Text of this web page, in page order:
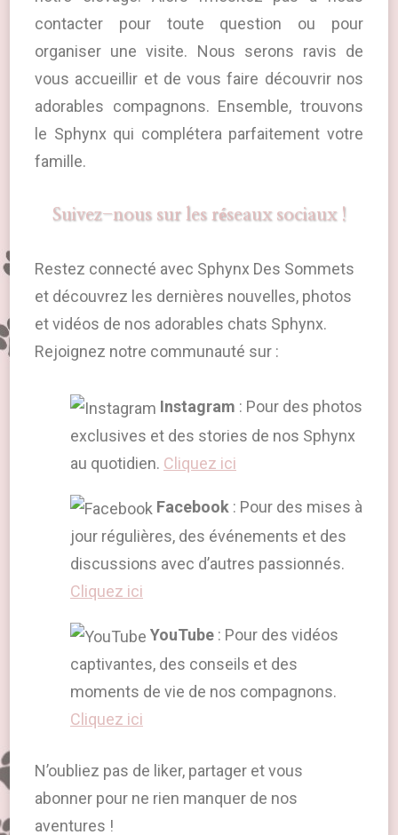
contacter pour toute question ou pour
organiser une visite. Nous serons ravis de
vous accueillir et de vous faire découvrir nos
adorables compagnons. Ensemble, trouvons
le Sphynx qui complétera parfaitement votre
famille.
Suivez-nous sur les réseaux sociaux !
Restez connecté avec Sphynx Des Sommets
et découvrez les dernières nouvelles, photos
et vidéos de nos adorables chats Sphynx.
Rejoignez notre communauté sur :
Instagram : Pour des photos
exclusives et des stories de nos Sphynx
au quotidien. Cliquez ici
Facebook : Pour des mises à
jour régulières, des événements et des
discussions avec d’autres passionnés.
Cliquez ici
YouTube : Pour des vidéos
captivantes, des conseils et des
moments de vie de nos compagnons.
Cliquez ici
N’oubliez pas de liker, partager et vous
abonner pour ne rien manquer de nos
aventures !